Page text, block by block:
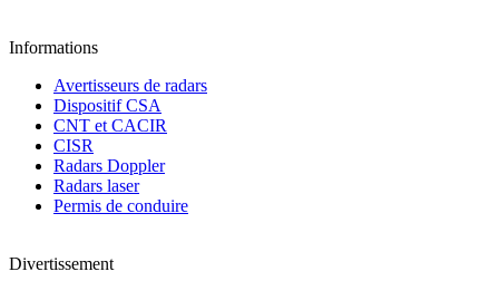
Informations
Avertisseurs de radars
Dispositif CSA
CNT et CACIR
CISR
Radars Doppler
Radars laser
Permis de conduire
Divertissement